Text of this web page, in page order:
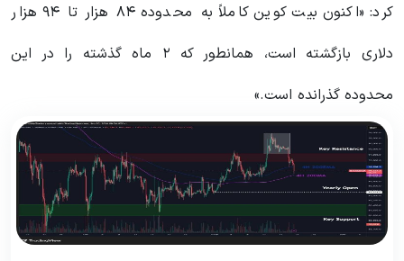
کرد: «اکنون بیت کوین کاملاً به محدوده ۸۴ هزار تا ۹۴ هزار
دلاری بازگشته است، همانطور که ۲ ماه گذشته را در این
محدوده گذرانده است.»